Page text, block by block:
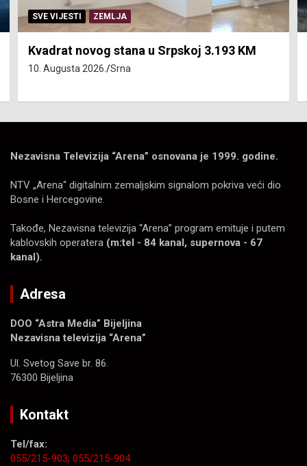
SVE VIJESTI ZEMLJA
Kvadrat novog stana u Srpskoj 3.193 KM
10. Augusta 2026. Srna
Nezavisna Televizija “Arena” osnovana je 1999. godine.
NTV „Arena“ digitalnim zemaljskim signalom pokriva veći dio
Bosne i Hercegovine.
Takođe, Nezavisna televizija “Arena” program emituje i putem
kablovskih operatera (m:tel - 84 kanal, supernova - 67
kanal).
Adresa
DOO “Astra Media” Bijeljina
Nezavisna televizija “Arena”
Ul. Svetog Save br. 86.
76300 Bijeljina
Kontakt
Tel/fax:
055/215-903; 055/215-904